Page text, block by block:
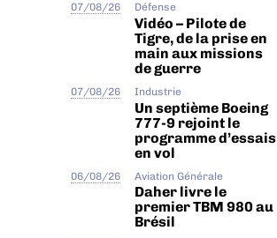
07/08/26 Défense
Vidéo – Pilote de
Tigre, de la prise en
main aux missions
de guerre
07/08/26 Industrie
Un septième Boeing
777-9 rejoint le
programme d’essais
en vol
06/08/26 Aviation Générale
Daher livre le
premier TBM 980 au
Brésil